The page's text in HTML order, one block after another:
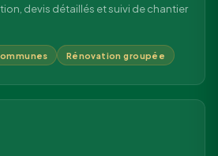
devis détaillés et suivi de chantier
Rénovation groupée